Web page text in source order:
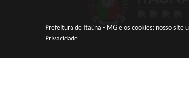
Prefeitura de Itaúna - MG e os cookies: nosso site
Privacidade.